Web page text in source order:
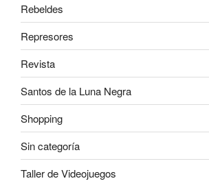
Rebeldes
Represores
Revista
Santos de la Luna Negra
Shopping
Sin categoría
Taller de Videojuegos